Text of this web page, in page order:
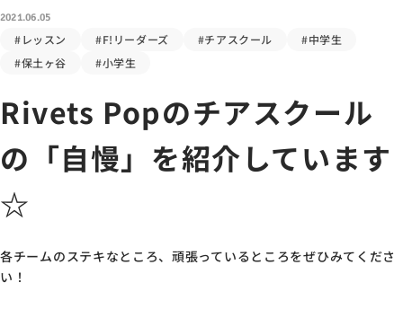
2021.06.05
#レッスン #F!リーダーズ #チアスクール
#中学生
#保土ヶ谷
#小学生
Rivets Popのチアスクール
の「自慢」を紹介しています
☆
各チームのステキなところ、頑張っているところをぜひみてくださ
い！